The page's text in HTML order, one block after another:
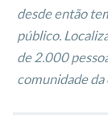
desde então
público.
de 2.000
comunidade da